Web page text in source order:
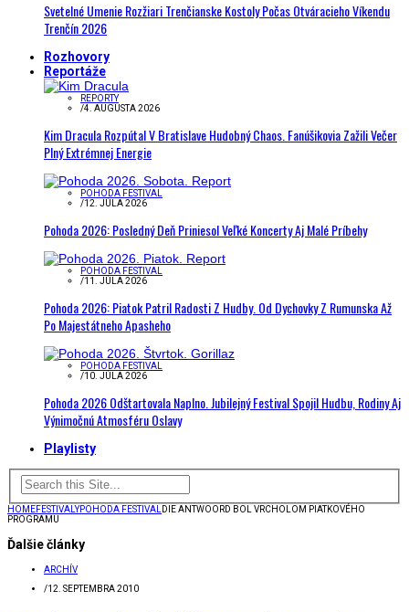
Svetelné Umenie Rozžiari Trenčianske Kostoly Počas Otváracieho Víkendu
Trenčín 2026
Rozhovory
Reportáže
REPORTY
/4. AUGUSTA 2026
Kim Dracula Rozpútal V Bratislave Hudobný Chaos. Fanúšikovia Zažili Večer
Plný Extrémnej Energie
POHODA FESTIVAL
/12. JÚLA 2026
Pohoda 2026: Posledný Deň Priniesol Veľké Koncerty Aj Malé Príbehy
POHODA FESTIVAL
/11. JÚLA 2026
Pohoda 2026: Piatok Patril Radosti Z Hudby. Od Dychovky Z Rumunska Až
Po Majestátneho Apasheho
POHODA FESTIVAL
/10. JÚLA 2026
Pohoda 2026 Odštartovala Naplno. Jubilejný Festival Spojil Hudbu, Rodiny Aj
Výnimočnú Atmosféru Oslavy
Playlisty
HOMEFESTIVALYPOHODA FESTIVAL
DIE ANTWOORD BOL VRCHOLOM PIATKOVÉHO
PROGRAMU
Ďalšie články
ARCHÍV
/12. SEPTEMBRA 2010